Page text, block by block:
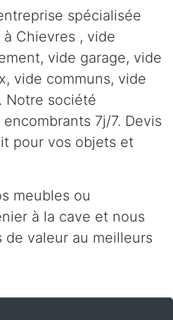
spécialisée
Chievres , vide
vide garage, vide
vide communs, vide
Notre société
7j/7. Devis
pour vos objets et
meubles ou
à la cave et nous
valeur au meilleurs